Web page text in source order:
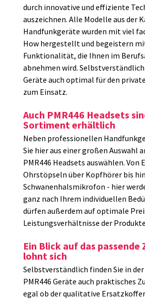
durch innovative und effiziente
auszeichnen. Alle Modelle aus der
Handfunkgeräte wurden mit viel
How hergestellt und begeistern
Funktionalität, die Ihnen im
abnehmen wird.
Geräte auch optimal für den
zum Einsatz.
Auch PMR446 Headsets
Sortiment erhältlich
Neben professionellen
Sie hier aus einer großen Auswahl
PMR446 Headsets auswählen. Von
Ohrstöpseln über Kopfhörer bis
Schwanenhalsmikrofon - hier
ganz nach Ihrem individuellen
dürfen außerdem auf optimale
Leistungsverhältnisse der
Ein Blick auf das passende
lohnt sich
Selbstverständlich finden Sie in
PMR446 Geräte auch praktisches
egal ob der qualitative